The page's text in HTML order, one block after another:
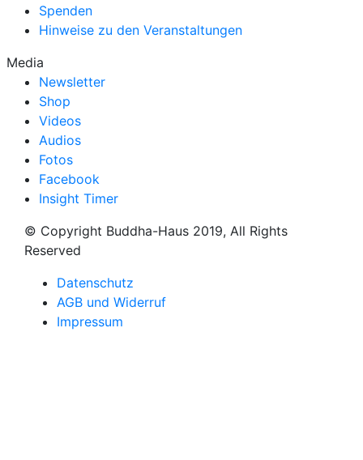
Spenden
Hinweise zu den Veranstaltungen
Media
Newsletter
Shop
Videos
Audios
Fotos
Facebook
Insight Timer
© Copyright Buddha-Haus 2019, All Rights
Reserved
Datenschutz
AGB und Widerruf
Impressum